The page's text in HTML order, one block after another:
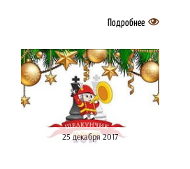
Подробнее
25 декабря 2017